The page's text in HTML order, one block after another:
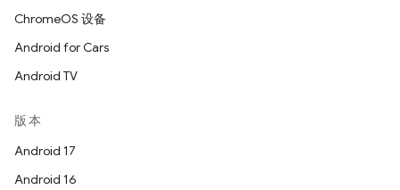
ChromeOS 设备
Android for Cars
Android TV
版本
Android 17
Android 16